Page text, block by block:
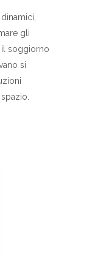
gli
il soggiorno
si